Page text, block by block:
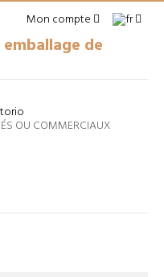
Mon compte
de
OU COMMERCIAUX